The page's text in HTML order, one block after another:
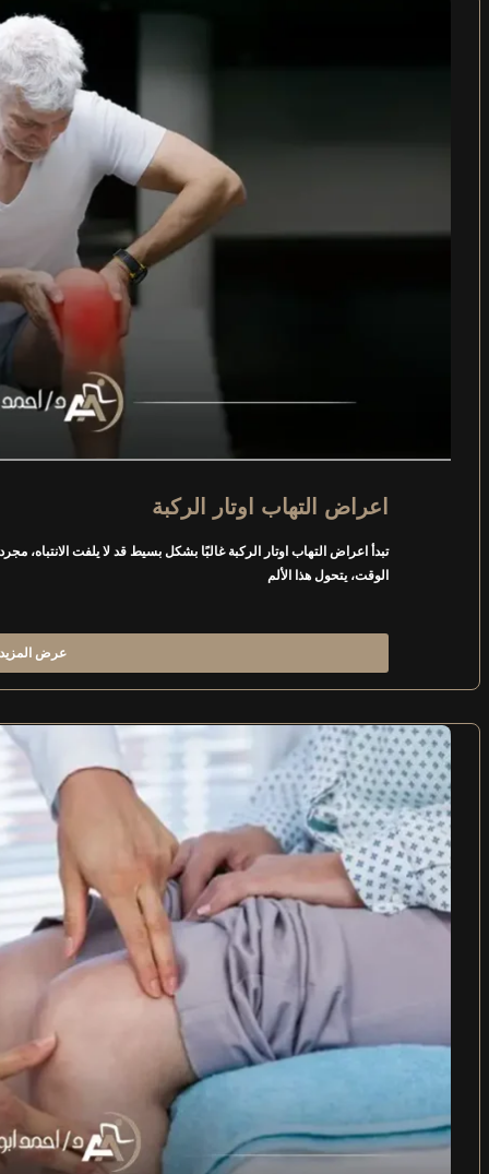
اعراض التهاب اوتار الركبة
تبدأ اعراض التهاب اوتار الركبة غالبًا بشكل بسيط قد لا يلفت
الوقت، يتحول هذا الألم
عرض المزيد